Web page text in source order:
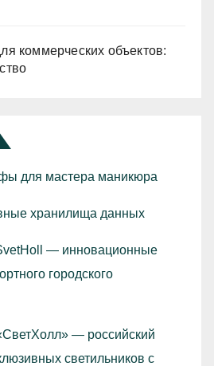
коммерческих объектов:
для мастера маникюра
хранилища данных
— инновационные
городского
— российский
светильников с